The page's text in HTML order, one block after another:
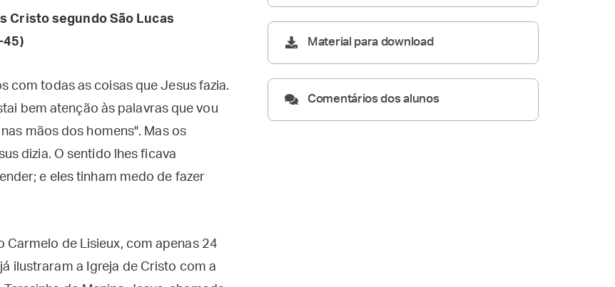
Cristo segundo São Lucas
45)
com todas as coisas que Jesus fazia.
bem atenção às palavras que vou
mãos dos homens". Mas os
dizia. O sentido lhes ficava
e eles tinham medo de fazer
Carmelo de Lisieux, com apenas 24
ilustraram a Igreja de Cristo com a
Material para download
Comentários dos alunos